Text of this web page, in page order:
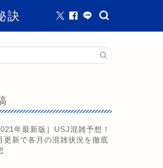
訣
年最新版］USJ混雑予想！
更新で各月の混雑状況を徹底